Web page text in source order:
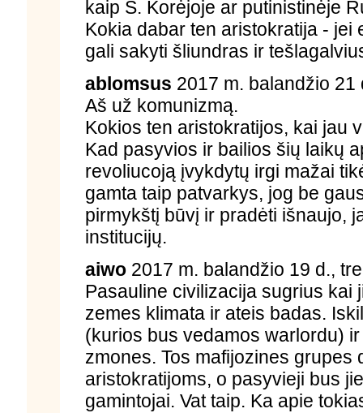
kaip Š. Korėjoje ar putinistinėje
Kokia dabar ten aristokratija - jei
gali sakyti šliundras ir
ablomsus 2017 m. balandžio
Aš už komunizmą.
Kokios ten aristokratijos, kai jau
Kad pasyvios ir bailios šių laikų
revoliucoją įvykdytų irgi mažai
gamta taip patvarkys, jog be
pirmykštį būvį ir pradėti išnaujo,
institucijų.
aiwo2017 m. balandžio 19 d.,
Pasauline civilizacija sugrius kai
zemes klimata ir ateis badas.
(kurios bus vedamos warlordu)
zmones. Tos mafijozines grupes
aristokratijoms, o pasyvieji bus
gamintojai. Vat taip. Ka apie